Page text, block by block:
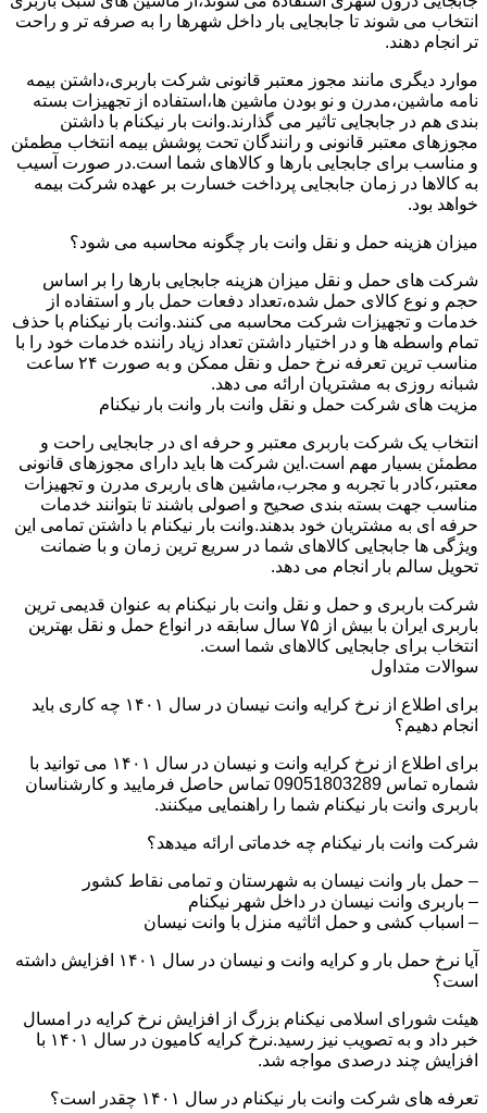
انتخاب می شوند تا جابجایی بار داخل شهرها را به صرفه تر و راحت
تر انجام دهند.
موارد دیگری مانند مجوز معتبر قانونی شرکت باربری،داشتن بیمه
نامه ماشین،مدرن و نو بودن ماشین ها،استفاده از تجهیزات بسته
بندی هم در جابجایی تاثیر می گذارند.وانت بار نیکنام با داشتن
مجوزهای معتبر قانونی و رانندگان تحت پوشش بیمه انتخاب مطمئن
و مناسب برای جابجایی بارها و کالاهای شما است.در صورت آسیب
به کالاها در زمان جابجایی پرداخت خسارت بر عهده شرکت بیمه
خواهد بود.
میزان هزینه حمل و نقل وانت بار چگونه محاسبه می شود؟
شرکت های حمل و نقل میزان هزینه جابجایی بارها را بر اساس
حجم و نوع کالای حمل شده،تعداد دفعات حمل بار و استفاده از
خدمات و تجهیزات شرکت محاسبه می کنند.وانت بار نیکنام با حذف
تمام واسطه ها و در اختیار داشتن تعداد زیاد راننده خدمات خود را با
مناسب ترین تعرفه نرخ حمل و نقل ممکن و به صورت ۲۴ ساعت
شبانه روزی به مشتریان ارائه می دهد.
مزیت های شرکت حمل و نقل وانت بار وانت بار نیکنام
انتخاب یک شرکت باربری معتبر و حرفه ای در جابجایی راحت و
مطمئن بسیار مهم است.این شرکت ها باید دارای مجوزهای قانونی
معتبر،کادر با تجربه و مجرب،ماشین های باربری مدرن و تجهیزات
مناسب جهت بسته بندی صحیح و اصولی باشند تا بتوانند خدمات
حرفه ای به مشتریان خود بدهند.وانت بار نیکنام با داشتن تمامی این
ویژگی ها جابجایی کالاهای شما در سریع ترین زمان و با ضمانت
تحویل سالم بار انجام می دهد.
شرکت باربری و حمل و نقل وانت بار نیکنام به عنوان قدیمی ترین
باربری ایران با بیش از ۷۵ سال سابقه در انواع حمل و نقل بهترین
انتخاب برای جابجایی کالاهای شما است.
سوالات متداول
برای اطلاع از نرخ کرایه وانت نیسان در سال ۱۴۰۱ چه کاری باید
انجام دهیم؟
برای اطلاع از نرخ کرایه وانت و نیسان در سال ۱۴۰۱ می توانید با
شماره تماس 09051803289 تماس حاصل فرمایید و کارشناسان
باربری وانت بار نیکنام شما را راهنمایی میکنند.
شرکت وانت بار نیکنام چه خدماتی ارائه میدهد؟
– حمل بار وانت نیسان به شهرستان و تمامی نقاط کشور
– باربری وانت نیسان در داخل شهر نیکنام
– اسباب کشی و حمل اثاثیه منزل با وانت نیسان
آیا نرخ حمل بار و کرایه وانت و نیسان در سال ۱۴۰۱ افزایش داشته
است؟
هیئت شورای اسلامی نیکنام بزرگ از افزایش نرخ کرایه در امسال
خبر داد و به تصویب نیز رسید.نرخ کرایه کامیون در سال ۱۴۰۱ با
افزایش چند درصدی مواجه شد.
تعرفه های شرکت وانت بار نیکنام در سال ۱۴۰۱ چقدر است؟